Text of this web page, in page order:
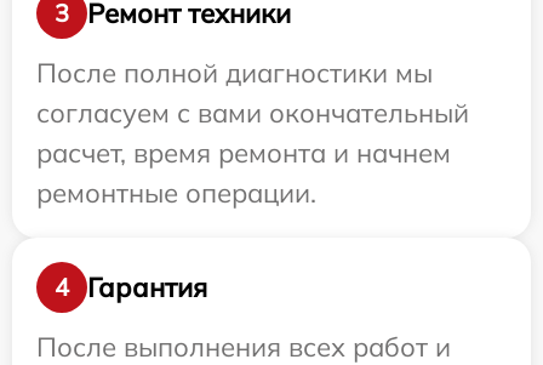
3
Ремонт техники
После полной диагностики мы
согласуем с вами окончательный
расчет, время ремонта и начнем
ремонтные операции.
4
Гарантия
После выполнения всех работ и